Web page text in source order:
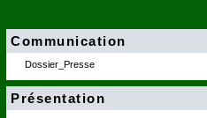
Communication
Dossier_Presse
Présentation